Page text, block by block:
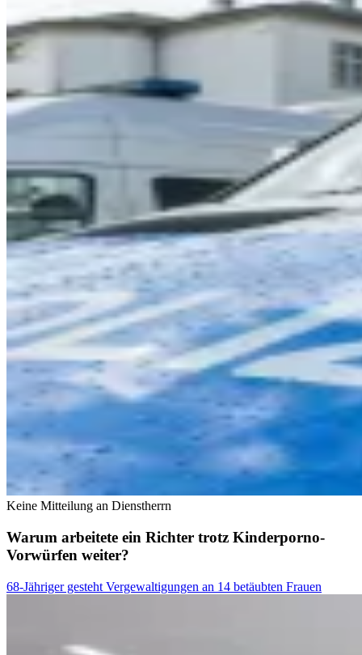
Keine Mitteilung an Dienstherrn
Warum arbeitete ein Richter trotz Kinderporno-
Vorwürfen weiter?
68-Jähriger gesteht Vergewaltigungen an 14 betäubten Frauen